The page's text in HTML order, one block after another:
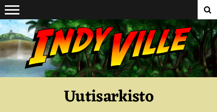
Suoraan sisältöön
Uutisarkisto